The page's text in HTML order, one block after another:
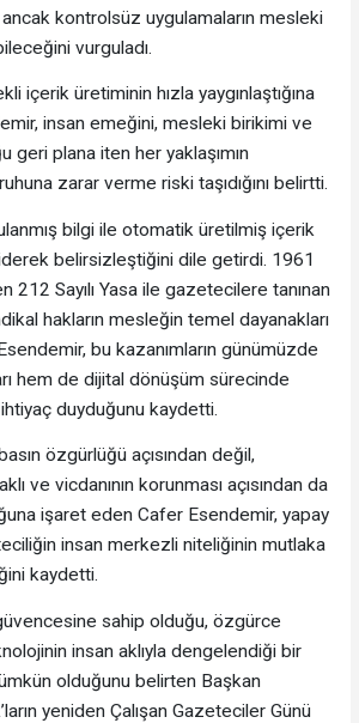
kontrolsüz uygulamaların mesleki
vurguladı.
içerik üretiminin hızla yaygınlaştığına
insan emeğini, mesleki birikimi ve
geri plana iten her yaklaşımın
zarar verme riski taşıdığını belirtti.
bilgi ile otomatik üretilmiş içerik
belirsizleştiğini dile getirdi. 1961
212 Sayılı Yasa ile gazetecilere tanınan
hakların mesleğin temel dayanakları
bu kazanımların günümüzde
hem de dijital dönüşüm sürecinde
duyduğunu kaydetti.
özgürlüğü açısından değil,
ve vicdanının korunması açısından da
işaret eden Cafer Esendemir, yapay
insan merkezli niteliğinin mutlaka
kaydetti.
sahip olduğu, özgürce
insan aklıyla dengelendiği bir
olduğunu belirten Başkan
yeniden Çalışan Gazeteciler Günü